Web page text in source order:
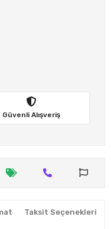
Güvenli Alışveriş
Taksit Seçenekleri